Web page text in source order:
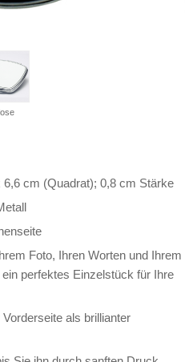
cm (Quadrat); 0,8 cm Stärke
Foto, Ihren Worten und Ihrem
perfektes Einzelstück für Ihre
als brillianter